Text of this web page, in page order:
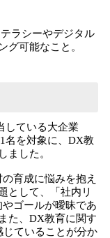
ラシーやデジタル
グ可能なこと。
ている大企業
名を対象に、DX教
ました。
育成に悩みを抱え
として、「社内リ
ゴールが曖昧であ
た、DX教育に関す
じていることが分か